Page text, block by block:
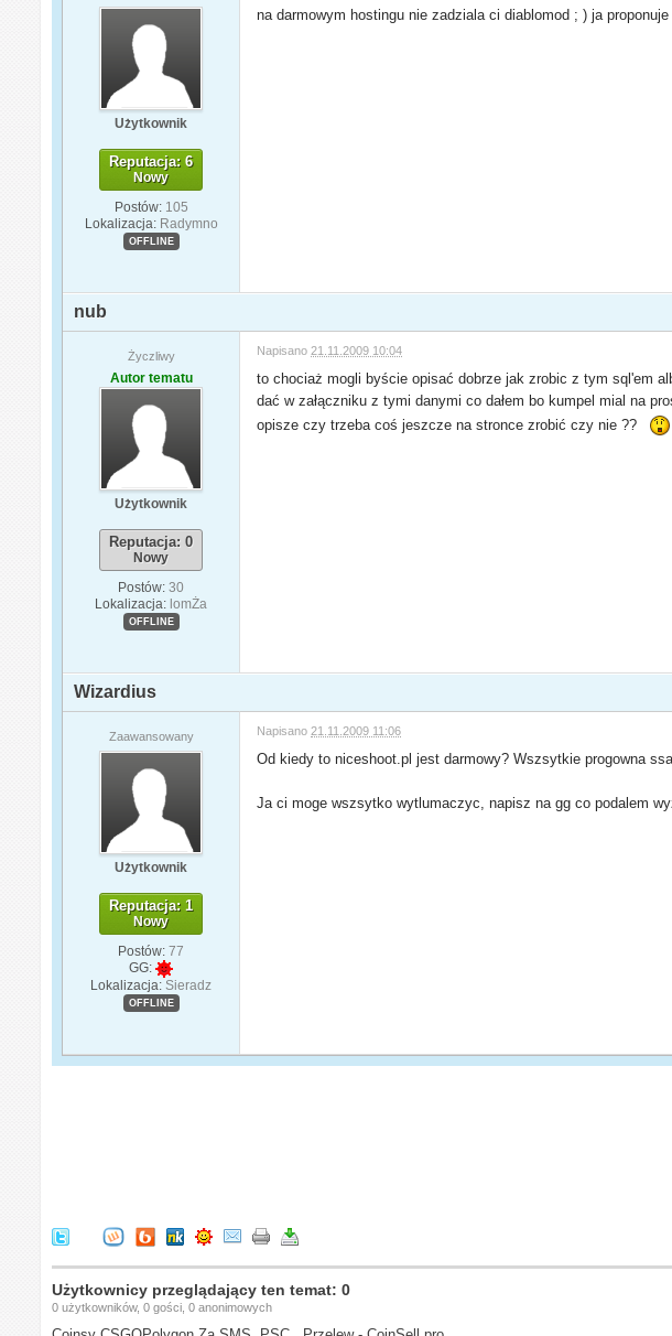
Użytkownik
Reputacja: 6
Nowy
Postów: 105
Lokalizacja: Radymno
OFFLINE
na darmowym hostingu nie zadziala ci diablomod ; ) ja
nub
Życzliwy
Autor tematu
Użytkownik
Reputacja: 0
Nowy
Postów: 30
Lokalizacja: lomŻa
OFFLINE
Napisano 21.11.2009 10:04
to chociaż mogli byście opisać dobrze jak zrobic z tym sql'em
dać w załączniku z tymi danymi co dałem bo kumpel mial na
opisze czy trzeba coś jeszcze na stronce zrobić czy nie ??
Wizardius
Zaawansowany
Użytkownik
Reputacja: 1
Nowy
Postów: 77
GG:
Lokalizacja: Sieradz
OFFLINE
Napisano 21.11.2009 11:06
Od kiedy to niceshoot.pl jest darmowy? Wszsytkie progowna
Ja ci moge wszsytko wytlumaczyc, napisz na gg co podalem
Użytkownicy przeglądający ten temat: 0
0 użytkowników, 0 gości, 0 anonimowych